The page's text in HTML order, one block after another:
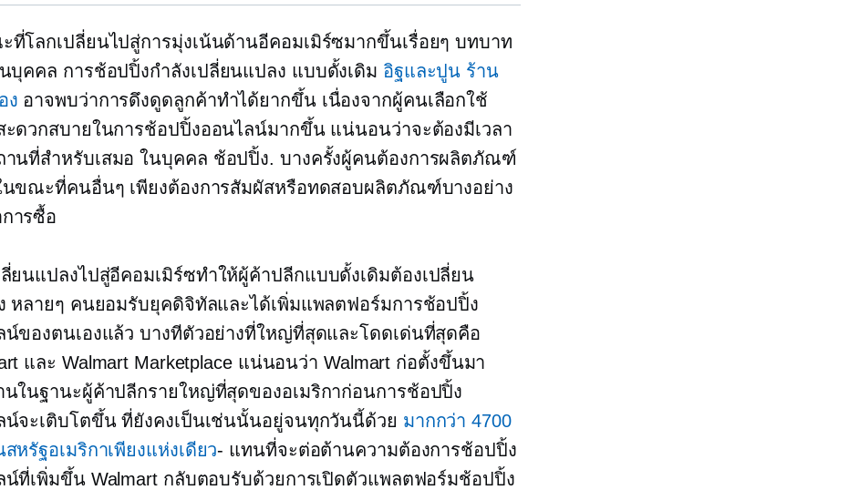
ที่โลกเปลี่ยนไปสู่การมุ่งเน้นด้านอีคอมเมิร์ซมากขึ้นเรื่อยๆ บทบาท
บุคคล การช้อปปิ้งกำลังเปลี่ยนแปลง แบบดั้งเดิม อิฐและปูน ร้าน
ง อาจพบว่าการดึงดูดลูกค้าทำได้ยากขึ้น เนื่องจากผู้คนเลือกใช้
ะดวกสบายในการช้อปปิ้งออนไลน์มากขึ้น แน่นอนว่าจะต้องมีเวลา
านที่สำหรับเสมอในบุคคล ช้อปปิ้ง. บางครั้งผู้คนต้องการผลิตภัณฑ์
ขณะที่คนอื่นๆ เพียงต้องการสัมผัสหรือทดสอบผลิตภัณฑ์บางอย่าง
ารซื้อ
ลี่ยนแปลงไปสู่อีคอมเมิร์ซทำให้ผู้ค้าปลีกแบบดั้งเดิมต้องเปลี่ยน
หลายๆ คนยอมรับยุคดิจิทัลและได้เพิ่มแพลตฟอร์มการช้อปปิ้ง
น์ของตนเองแล้ว บางทีตัวอย่างที่ใหญ่ที่สุดและโดดเด่นที่สุดคือ
และ Walmart Marketplace แน่นอนว่า Walmart ก่อตั้งขึ้นมา
นในฐานะผู้ค้าปลีกรายใหญ่ที่สุดของอเมริกาก่อนการช้อปปิ้ง
น์จะเติบโตขึ้น ที่ยังคงเป็นเช่นนั้นอยู่จนทุกวันนี้ด้วย มากกว่า 4700
หรัฐอเมริกาเพียงแห่งเดียว- แทนที่จะต่อต้านความต้องการช้อปปิ้ง
น์ที่เพิ่มขึ้น Walmart กลับตอบรับด้วยการเปิดตัวแพลตฟอร์มช้อปปิ้ง